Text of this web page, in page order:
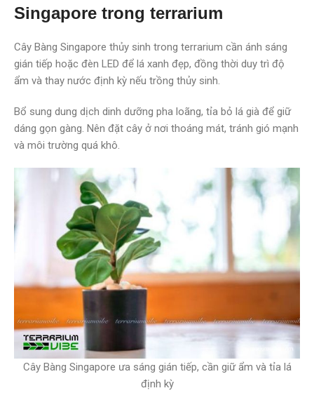
Singapore trong terrarium
Cây Bàng Singapore thủy sinh trong terrarium cần ánh sáng
gián tiếp hoặc đèn LED để lá xanh đẹp, đồng thời duy trì độ
ẩm và thay nước định kỳ nếu trồng thủy sinh.
Bổ sung dung dịch dinh dưỡng pha loãng, tỉa bỏ lá già để giữ
dáng gọn gàng. Nên đặt cây ở nơi thoáng mát, tránh gió mạnh
và môi trường quá khô.
Cây Bàng Singapore ưa sáng gián tiếp, cần giữ ẩm và tỉa lá
định kỳ